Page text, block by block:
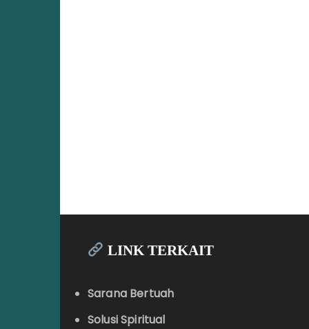
LINK TERKAIT
Sarana Bertuah
Solusi Spiritual